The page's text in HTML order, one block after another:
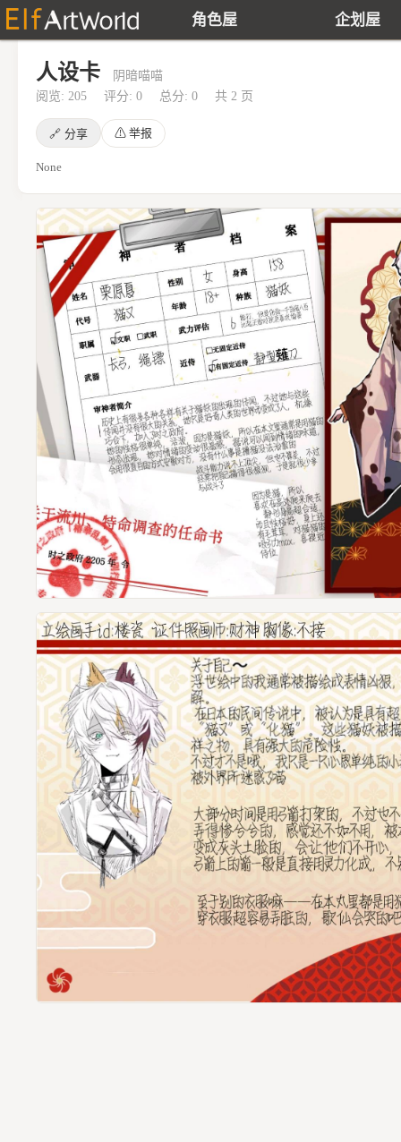
角色屋 企划屋
人设卡
阴暗喵喵
阅览: 205
评分: 0 总分: 0 共 2 页
🔗 分享 ⚠ 举报
None